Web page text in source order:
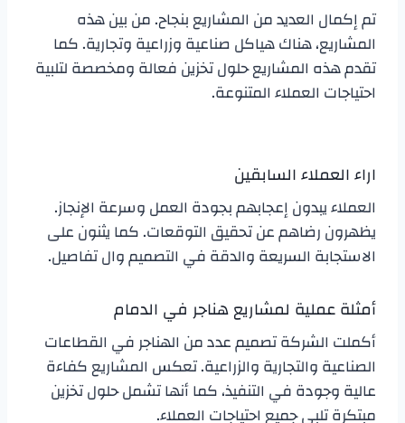
تم إكمال العديد من المشاريع بنجاح. من بين هذه
المشاريع، هناك هياكل صناعية وزراعية وتجارية. كما
تقدم هذه المشاريع حلول تخزين فعالة ومخصصة لتلبية
احتياجات العملاء المتنوعة.
اراء العملاء السابقين
العملاء يبدون إعجابهم بجودة العمل وسرعة الإنجاز.
يظهرون رضاهم عن تحقيق التوقعات. كما يثنون على
الاستجابة السريعة والدقة في التصميم وال تفاصيل.
أمثلة عملية لمشاريع هناجر في الدمام
أكملت الشركة تصميم عدد من الهناجر في القطاعات
الصناعية والتجارية والزراعية. تعكس المشاريع كفاءة
عالية وجودة في التنفيذ، كما أنها تشمل حلول تخزين
مبتكرة تلبي جميع احتياجات العملاء.